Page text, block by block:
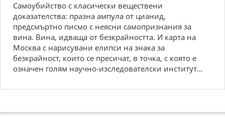
Самоубийство с класически веществени
доказателства: празна ампула от цианид,
предсмъртно писмо с неясни самопризнания за
вина. Вина, идваща от безкрайността. И карта на
Москва с нарисувани елипси на знака за
безкрайност, които се пресичат, в точка, с която е
означен голям научно-изследователски институт…